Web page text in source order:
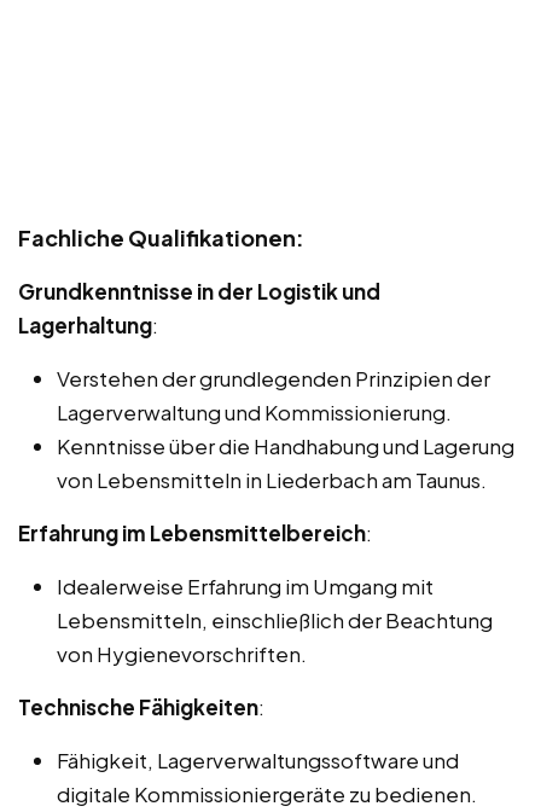
Fachliche Qualifikationen:
Grundkenntnisse in der Logistik und
Lagerhaltung:
Verstehen der grundlegenden Prinzipien der
Lagerverwaltung und Kommissionierung.
Kenntnisse über die Handhabung und Lagerung
von Lebensmitteln in Liederbach am Taunus.
Erfahrung im Lebensmittelbereich:
Idealerweise Erfahrung im Umgang mit
Lebensmitteln, einschließlich der Beachtung
von Hygienevorschriften.
Technische Fähigkeiten:
Fähigkeit, Lagerverwaltungssoftware und
digitale Kommissioniergeräte zu bedienen.